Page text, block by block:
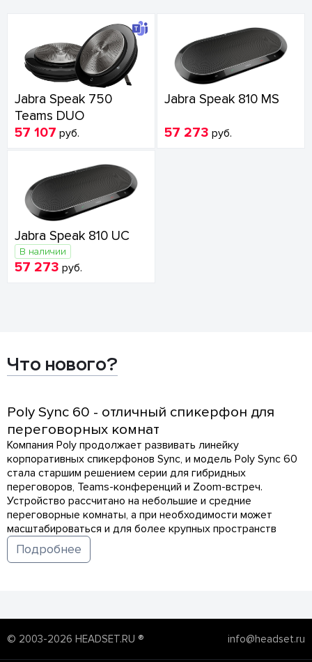
Jabra Speak 750
Teams DUO
57 107 руб.
Jabra Speak 810 MS
57 273 руб.
Jabra Speak 810 UC
В наличии
57 273 руб.
Что нового?
Poly Sync 60 - отличный спикерфон для
переговорных комнат
Компания Poly продолжает развивать линейку
корпоративных спикерфонов Sync, и модель Poly Sync 60
стала старшим решением серии для гибридных
переговоров, Teams-конференций и Zoom-встреч.
Устройство рассчитано на небольшие и средние
переговорные комнаты, а при необходимости может
масштабироваться и для более крупных пространств
Подробнее
© 2003-2026 HEADSET.RU ® info@headset.ru